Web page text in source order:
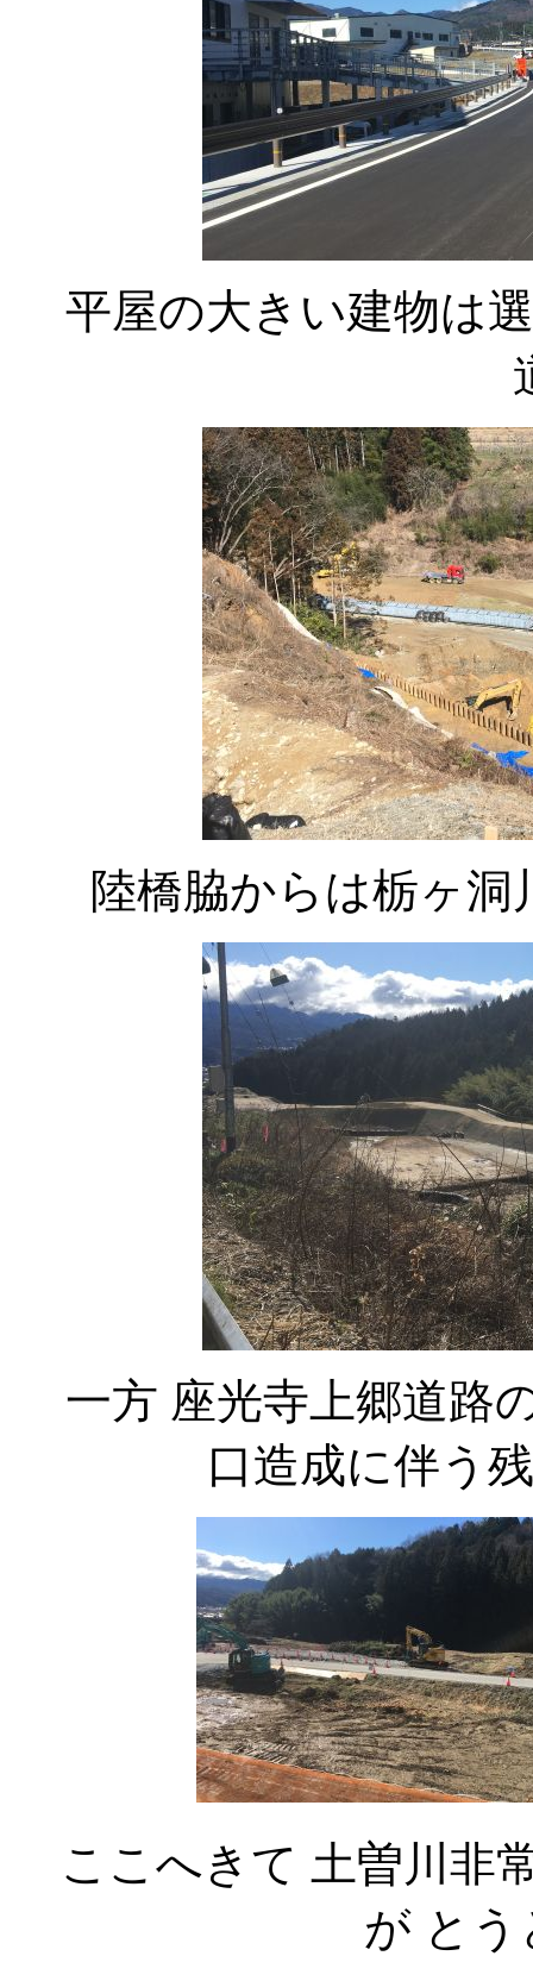
平屋の大きい建物は
陸橋脇からは栃ヶ
一方 座光寺上郷道路
口造成に伴う
ここへきて 土曽川非
が と